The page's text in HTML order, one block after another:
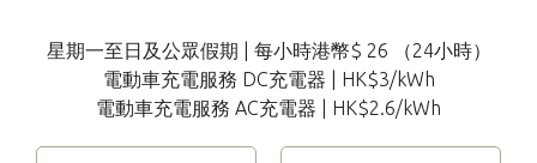
星期一至日及公眾假期 | 每小時港幣$ 26 （24小時）
電動車充電服務 DC充電器 | HK$3/kWh
電動車充電服務 AC充電器 | HK$2.6/kWh